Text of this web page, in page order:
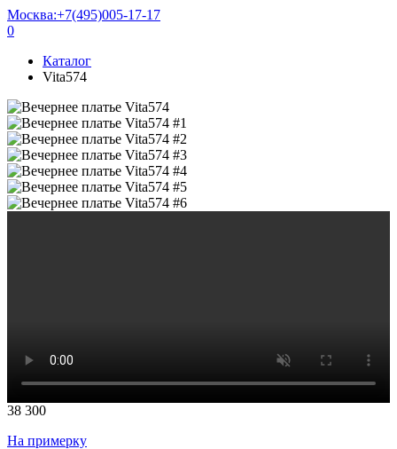
Москва:+7(495)005-17-17
0
Каталог
Vita574
38 300
На примерку